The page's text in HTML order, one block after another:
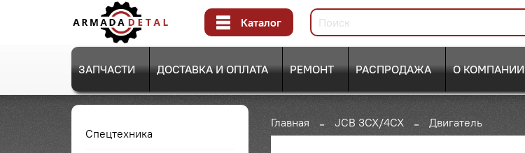
Каталог
ЗАПЧАСТИ ДОСТАВКА И ОПЛАТА РЕМОНТ РАСПРОДАЖА О КОМПАНИИ
Главная JCB 3CX/4CX Двигатель
Спецтехника